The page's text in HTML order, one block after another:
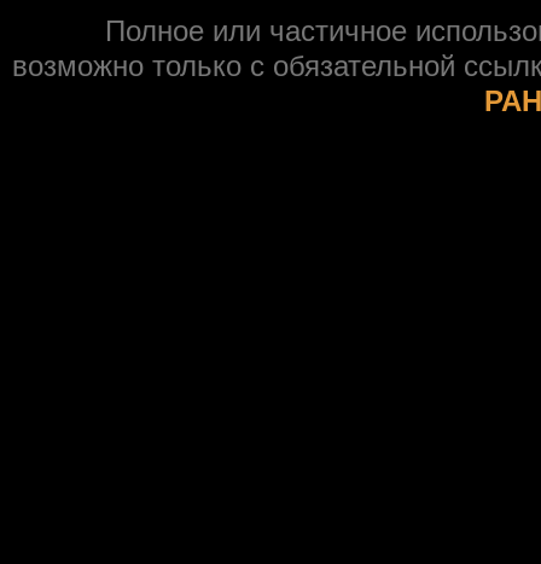
Полное или частичное
возможно только с обязательной